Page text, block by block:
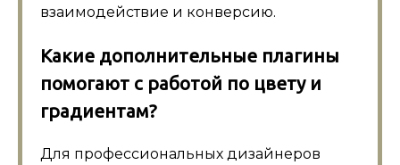
взаимодействие и конверсию.
Какие дополнительные плагины
помогают с работой по цвету и
градиентам?
Для профессиональных дизайнеров